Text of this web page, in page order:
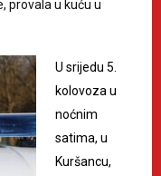
provala u kuću u
U srijedu 5.
kolovoza u
noćnim
satima, u
Kuršancu,